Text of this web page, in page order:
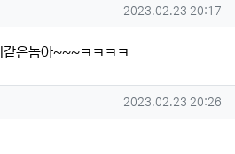
작성일
2023.02.23 20:17
같은놈아~~~ㅋㅋㅋㅋ
작성일
2023.02.23 20:26